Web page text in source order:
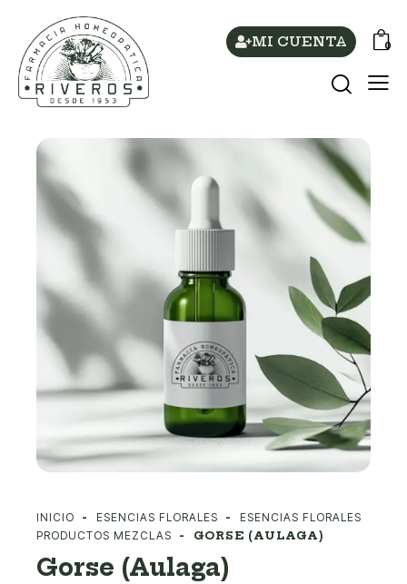
MI CUENTA 0
INICIO ESENCIAS FLORALES
ESENCIAS FLORALES
PRODUCTOS MEZCLAS
GORSE (AULAGA)
Gorse (Aulaga)